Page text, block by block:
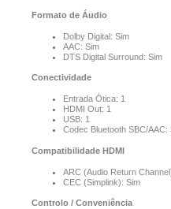
Formato de Áudio
Dolby Digital: Sim
AAC: Sim
DTS Digital Surround: Sim
Conectividade
Entrada Ótica: 1
HDMI Out: 1
USB: 1
Codec Bluetooth SBC/AAC:
Compatibilidade HDMI
ARC (Audio Return
CEC (Simplink): Sim
Controlo / Conveniência